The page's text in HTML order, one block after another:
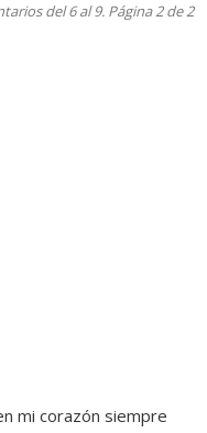
del 6 al 9. Página 2 de 2
mi corazón siempre